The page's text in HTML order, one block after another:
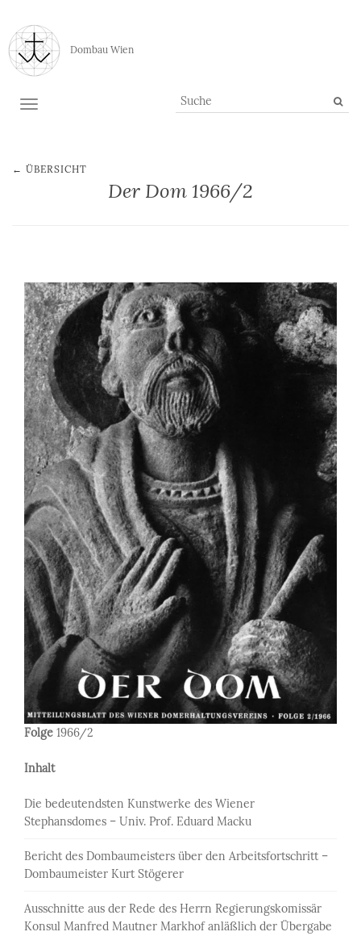
Dombau Wien
TOGGLE NAVIGATION
← ÜBERSICHT
Der Dom 1966/2
Folge 1966/2
Inhalt
Die bedeutendsten Kunstwerke des Wiener
Stephansdomes – Univ. Prof. Eduard Macku
Bericht des Dombaumeisters über den Arbeitsfortschritt –
Dombaumeister Kurt Stögerer
Ausschnitte aus der Rede des Herrn Regierungskomissär
Konsul Manfred Mautner Markhof anläßlich der Übergabe